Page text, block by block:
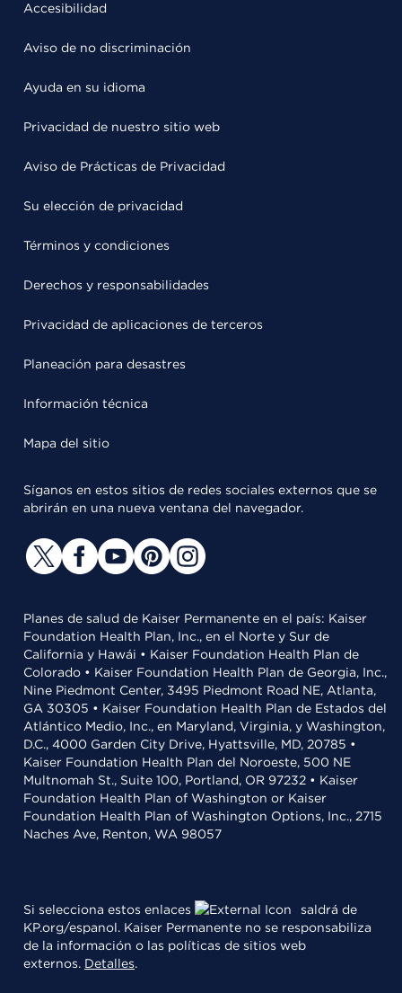
Accesibilidad
Aviso de no discriminación
Ayuda en su idioma
Privacidad de nuestro sitio web
Aviso de Prácticas de Privacidad
Su elección de privacidad
Términos y condiciones
Derechos y responsabilidades
Privacidad de aplicaciones de terceros
Planeación para desastres
Información técnica
Mapa del sitio
Síganos en estos sitios de redes sociales externos que se
abrirán en una nueva ventana del navegador.
Planes de salud de Kaiser Permanente en el país: Kaiser
Foundation Health Plan, Inc., en el Norte y Sur de
California y Hawái • Kaiser Foundation Health Plan de
Colorado • Kaiser Foundation Health Plan de Georgia, Inc.,
Nine Piedmont Center, 3495 Piedmont Road NE, Atlanta,
GA 30305 • Kaiser Foundation Health Plan de Estados del
Atlántico Medio, Inc., en Maryland, Virginia, y Washington,
D.C., 4000 Garden City Drive, Hyattsville, MD, 20785 •
Kaiser Foundation Health Plan del Noroeste, 500 NE
Multnomah St., Suite 100, Portland, OR 97232 • Kaiser
Foundation Health Plan of Washington or Kaiser
Foundation Health Plan of Washington Options, Inc., 2715
Naches Ave, Renton, WA 98057
Si selecciona estos enlaces
saldrá de
KP.org/espanol. Kaiser Permanente no se responsabiliza
de la información o las políticas de sitios web
externos. Detalles.